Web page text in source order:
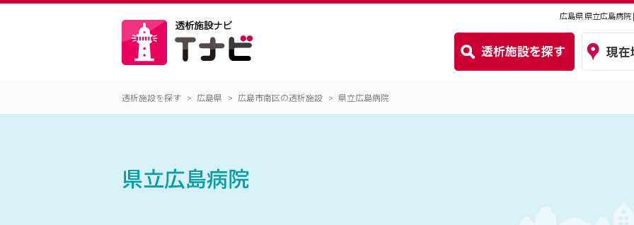
広島県 県立広島病
透析施設を探す 広島県 広島市南区の透析施設 県立広島病院
県立広島病院